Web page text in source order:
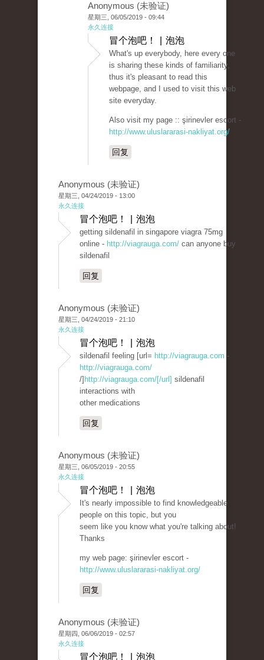
Anonymous (未验证)
星期三, 06/05/2019 - 09:44
永久连接
冒个泡吧！ | 泡泡
What's up everybody, here every one
is sharing these kinds of familiarity,
thus it's pleasant to read this
webpage, and I used to visit this web
site everyday.
Also visit my page :: şirinevler escort -
http://www.uluslararasi-nakliyat.org/
回复
Anonymous (未验证)
星期三, 04/24/2019 - 13:00
永久连接
冒个泡吧！ | 泡泡
getting sildenafil in singapore viagra 75mg
online - http://viagrauga.com/ can anyone buy
sildenafil
回复
Anonymous (未验证)
星期三, 04/24/2019 - 21:10
永久连接
冒个泡吧！ | 泡泡
sildenafil feeling [url= http://viagrauga.com -
http://viagrauga.com/
/] http://viagrauga.com/[/url] sildenafil
interactions with
other medications
回复
Anonymous (未验证)
星期三, 06/05/2019 - 20:55
永久连接
冒个泡吧！ | 泡泡
It's nearly impossible to find knowledgeable
people on this topic, but you
seem like you know what you're talking about!
Thanks
my web page: şirinevler escort -
http://www.uluslararasi-nakliyat.org/
回复
Anonymous (未验证)
星期四, 06/06/2019 - 02:57
永久连接
冒个泡吧！ | 泡泡